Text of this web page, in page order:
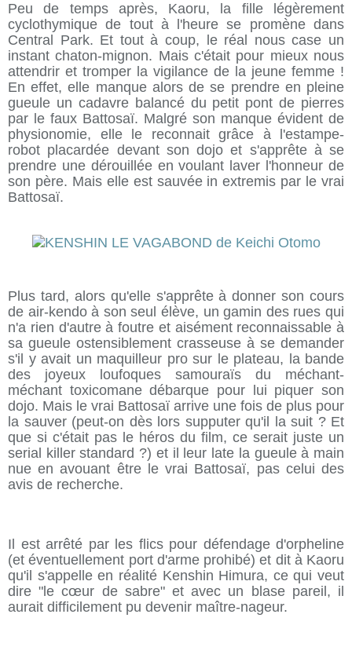
Peu de temps après, Kaoru, la fille légèrement
cyclothymique de tout à l'heure se promène dans
Central Park. Et tout à coup, le réal nous case un
instant chaton-mignon. Mais c'était pour mieux nous
attendrir et tromper la vigilance de la jeune femme !
En effet, elle manque alors de se prendre en pleine
gueule un cadavre balancé du petit pont de pierres
par le faux Battosaï. Malgré son manque évident de
physionomie, elle le reconnait grâce à l'estampe-
robot placardée devant son dojo et s'apprête à se
prendre une dérouillée en voulant laver l'honneur de
son père. Mais elle est sauvée in extremis par le vrai
Battosaï.
Plus tard, alors qu'elle s'apprête à donner son cours
de air-kendo à son seul élève, un gamin des rues qui
n'a rien d'autre à foutre et aisément reconnaissable à
sa gueule ostensiblement crasseuse à se demander
s'il y avait un maquilleur pro sur le plateau, la bande
des joyeux loufoques samouraïs du méchant-
méchant toxicomane débarque pour lui piquer son
dojo. Mais le vrai Battosaï arrive une fois de plus pour
la sauver (peut-on dès lors supputer qu'il la suit ? Et
que si c'était pas le héros du film, ce serait juste un
serial killer standard ?) et il leur late la gueule à main
nue en avouant être le vrai Battosaï, pas celui des
avis de recherche.
Il est arrêté par les flics pour défendage d'orpheline
(et éventuellement port d'arme prohibé) et dit à Kaoru
qu'il s'appelle en réalité Kenshin Himura, ce qui veut
dire "le cœur de sabre" et avec un blase pareil, il
aurait difficilement pu devenir maître-nageur.